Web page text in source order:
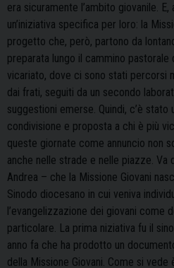
era sicuramente l’ambito giovanile.
un’iniziativa specifica per loro: la
progetto che, però, partono da
preparata lungo il cammino
vicariato, dove ci sono stati percorsi
dai frati, seguiti da un secondo
suggestioni emerse. Quindi, c’è
condivisione e proposta a chi è più
queste giornate come annuncio non
anche nelle strade e nelle piazze.
Andrea – che la Missione Giovani
Sinodo diocesano in cui veniva
l’evangelizzazione dei giovani come
particolare. La prima niziativa fu il
anno fa che ha prodotto un
della Missione Giovani. Come si vede